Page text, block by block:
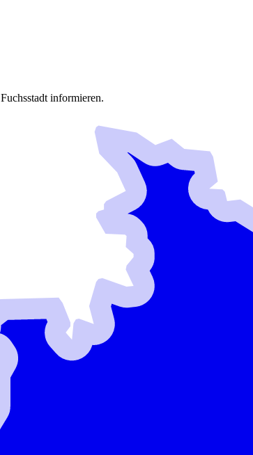
Fuchsstadt informieren.